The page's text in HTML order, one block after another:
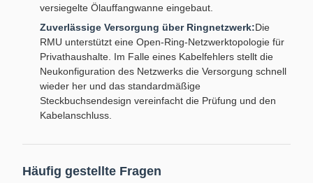
versiegelte Ölauffangwanne eingebaut.
Zuverlässige Versorgung über Ringnetzwerk:Die
RMU unterstützt eine Open-Ring-Netzwerktopologie für
Privathaushalte. Im Falle eines Kabelfehlers stellt die
Neukonfiguration des Netzwerks die Versorgung schnell
wieder her und das standardmäßige
Steckbuchsendesign vereinfacht die Prüfung und den
Kabelanschluss.
Häufig gestellte Fragen